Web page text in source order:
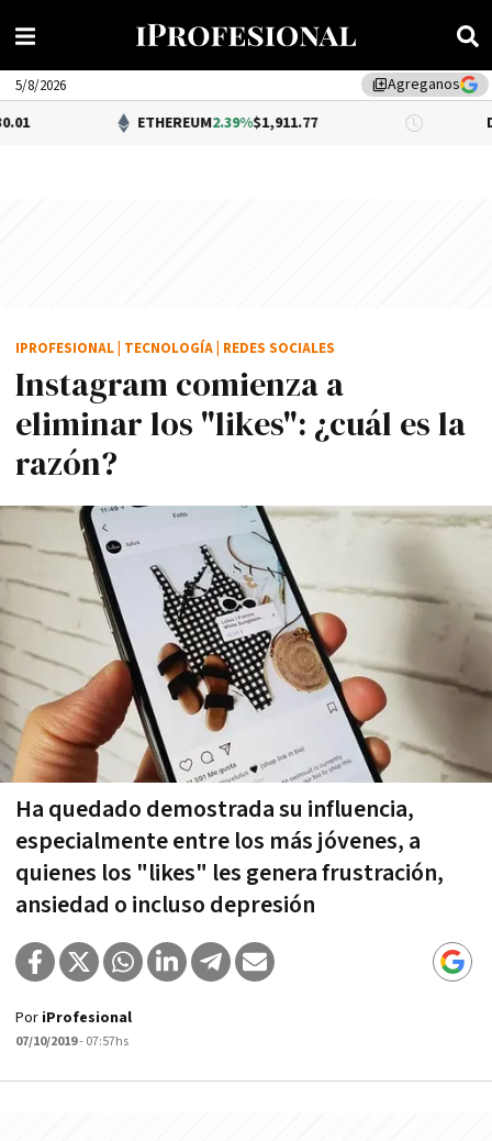
library_addAgreganos
5/8/2026
ETHEREUM2.39%$1,911.77 DÓLAR BNA
Instagram comienza a
eliminar los "likes": ¿cuál es la
razón?
Ha quedado demostrada su influencia,
especialmente entre los más jóvenes, a
quienes los "likes" les genera frustración,
ansiedad o incluso depresión
IPROFESIONAL TECNOLOGÍA REDES SOCIALES
Por iProfesional
07/10/2019- 07:57hs